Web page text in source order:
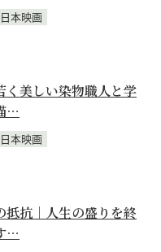
日本映画
く美しい染物職人と学
…
日本映画
抵抗｜人生の盛りを終
…